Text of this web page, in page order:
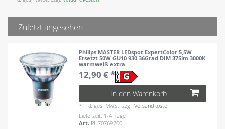
Zuletzt angesehen
Philips MASTER LEDspot ExpertColor 5,5W
Ersetzt 50W GU10 930 36Grad DIM 375lm 3000K
warmweiß extra
12,90 € *
In den Warenkorb
* inkl. ges. MwSt. zzgl.Versandkosten
Lieferzeit: 1-4 Tage
Art. PH70769200